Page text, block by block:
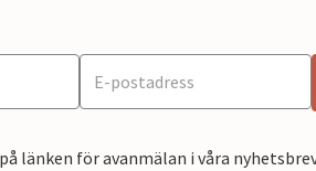
länken för avanmälan i våra